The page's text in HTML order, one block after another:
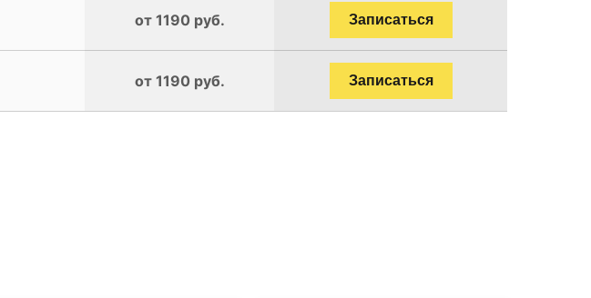
от 1190 руб. Записаться
от 1190 руб. Записаться